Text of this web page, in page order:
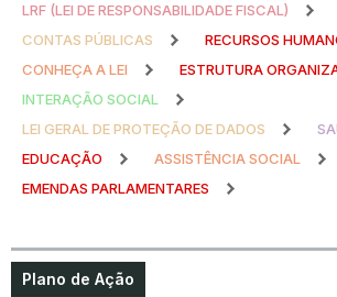
LRF (LEI DE RESPONSABILIDADE FISCAL)
CONTAS PÚBLICAS
RECURSOS
CONHEÇA A LEI
ESTRUTURA
INTERAÇÃO SOCIAL
LEI GERAL DE PROTEÇÃO DE DADOS
EDUCAÇÃO
ASSISTÊNCIA SOCIAL
EMENDAS PARLAMENTARES
Plano de Ação